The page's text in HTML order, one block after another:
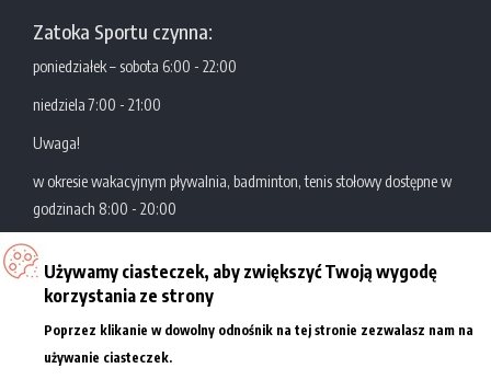
Zatoka Sportu czynna:
poniedziałek – sobota 6:00 - 22:00
niedziela 7:00 - 21:00
Uwaga!
w okresie wakacyjnym pływalnia, badminton, tenis stołowy dostępne w
godzinach 8:00 - 20:00
Zatoka Sportu
Akademickie Centrum
Sportowo-Dydaktyczne
Politechniki Łódzkiej
Al. Politechniki 10
tel.: +48 42 631 29 77/78
Używamy ciasteczek, aby zwiększyć Twoją wygodę
korzystania ze strony
Poprzez klikanie w dowolny odnośnik na tej stronie zezwalasz nam na
używanie ciasteczek.